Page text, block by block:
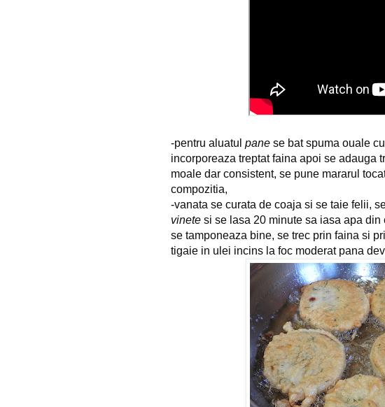
-pentru aluatul pane se bat spuma ouale
incorporeaza treptat faina apoi se adauga
moale dar consistent, se pune mararul
compozitia,
-vanata se curata de coaja si se taie felii,
vinete si se lasa 20 minute sa iasa apa
se tamponeaza bine, se trec prin faina si
tigaie in ulei incins la foc moderat pana